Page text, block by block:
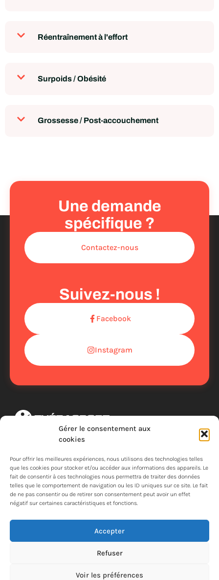
Gérer le consentement aux
cookies
Pour offrir les meilleures expériences, nous utilisons des technologies telles
que les cookies pour stocker et/ou accéder aux informations des appareils. Le
fait de consentir à ces technologies nous permettra de traiter des données
telles que le comportement de navigation ou les ID uniques sur ce site. Le fait
de ne pas consentir ou de retirer son consentement peut avoir un effet
négatif sur certaines caractéristiques et fonctions.
Accepter
Refuser
Voir les préférences
Réentraînement à l'effort
Surpoids / Obésité
Grossesse / Post-accouchement
Une demande
spécifique ?
Contactez-nous
Suivez-nous !
Facebook
Instagram
Votre coach sportive pour
toutes activités adaptées.
Arras, France
contact@therasport.fr
Tél. 06 43 40 04 11
Accès rapide
Coaching sur-mesure
Sport sur ordonnance
Tarifs
Contactez-nous